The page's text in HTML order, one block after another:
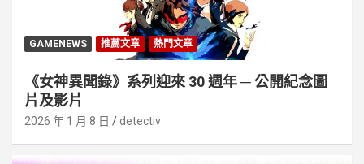
GAMENEWS 推薦文章 熱門文章
《女神異聞錄》系列迎來 30 週年 ─ 公開紀念圖
片及影片
2026 年 1 月 8 日 detectiv